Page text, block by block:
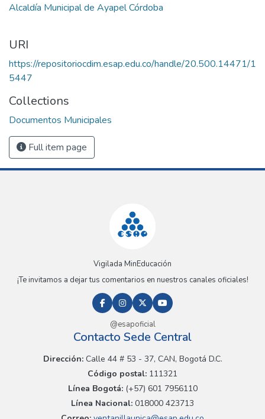
Alcaldía Municipal de Ayapel Córdoba
URI
https://repositoriocdim.esap.edu.co/handle/20.500.14471/1
5447
Collections
Documentos Municipales
Full item page
Vigilada MinEducación
¡Te invitamos a dejar tus comentarios en nuestros canales oficiales!
@esapoficial
Contacto Sede Central
Dirección:Calle 44 # 53 - 37, CAN, Bogotá D.C.
Código postal: 111321
Línea Bogotá:(+57) 601 7956110
Línea Nacional: 018000 423713